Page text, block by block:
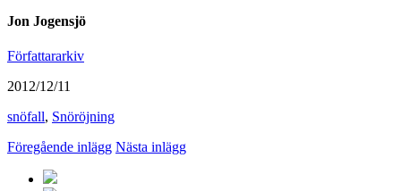
Jon Jogensjö
Författararkiv
2012/12/11
snöfall, Snöröjning
Föregående inlägg Nästa inlägg